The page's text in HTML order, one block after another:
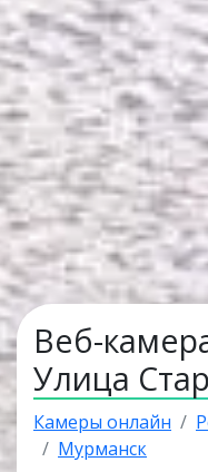
Веб-
Улица
Камеры онлайн
Мурманск